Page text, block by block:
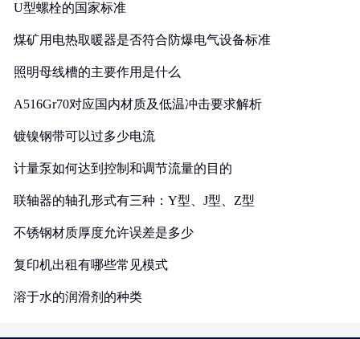
U型螺栓的国家标准
煤矿用电热取暖器是否符合防爆电气设备标准
照明母线槽的主要作用是什么
A516Gr70对应国内材质及低温冲击要求解析
镀镍钢带可以过多少电流
计量泵如何达到控制和调节流量的目的
联轴器的轴孔形式有三种：Y型、J型、Z型
不锈钢材质厚度允许误差是多少
复印机出租有哪些常见模式
溶于水的润滑剂的种类